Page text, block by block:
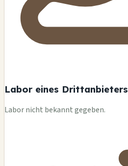
Labor eines Drittanbieters
Labor nicht bekannt gegeben.